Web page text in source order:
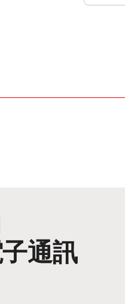
通訊